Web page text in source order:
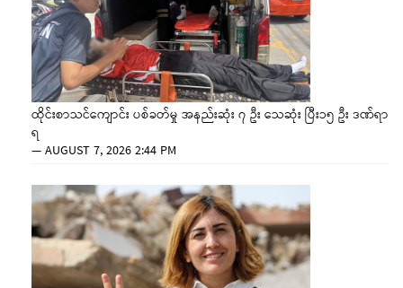
ထိုင်းစာသင်ကျောင်း ပစ်ခတ်မှု အနည်းဆုံး ၇ ဦး သေဆုံး ပြီး၁၅ ဦး ဒဏ်ရာ
ရ
—AUGUST 7, 2026 2:44 PM